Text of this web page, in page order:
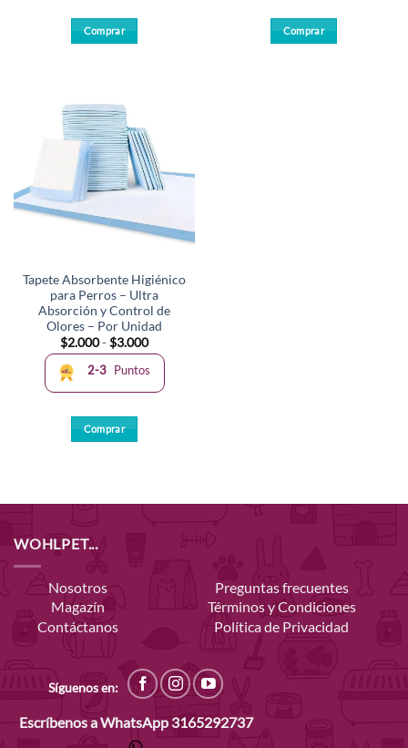
Comprar
múltiples
variantes.
Las
opciones
se
elegir
página
de
producto
Comprar
Tapete Absorbente Higiénico
para Perros – Ultra
Absorción y Control de
Olores – Por Unidad
$2.000-$3.000Rango
de
precios:
desde
$2.000
2-3 Puntos
Comprar
múltiples
se
pueden
elegir
página
producto
WOHLPET...
Nosotros
Magazín
Contáctanos
Preguntas frecuentes
Términos y Condiciones
Política de Privacidad
Síguenos en:
Escríbenos a WhatsApp 3165292737